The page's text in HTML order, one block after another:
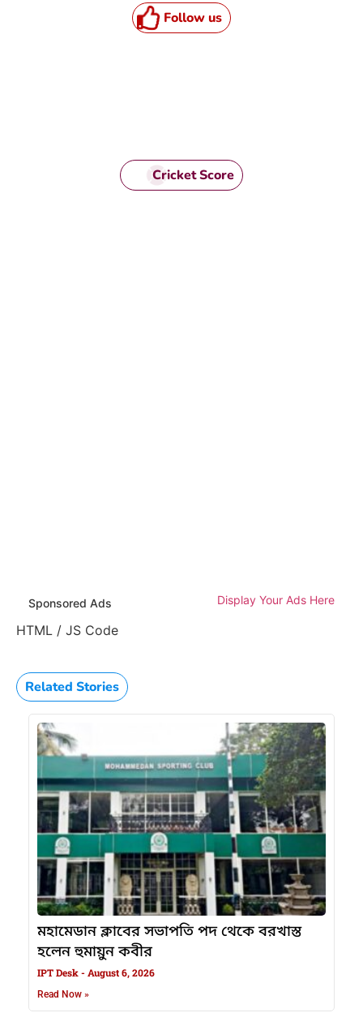
Follow us
Cricket Score
Sponsored Ads Display Your Ads Here
HTML / JS Code
Related Stories
মহামেডান ক্লাবের সভাপতি পদ থেকে বরখাস্ত
হলেন হুমায়ুন কবীর
IPT Desk August 6, 2026
Read Now »